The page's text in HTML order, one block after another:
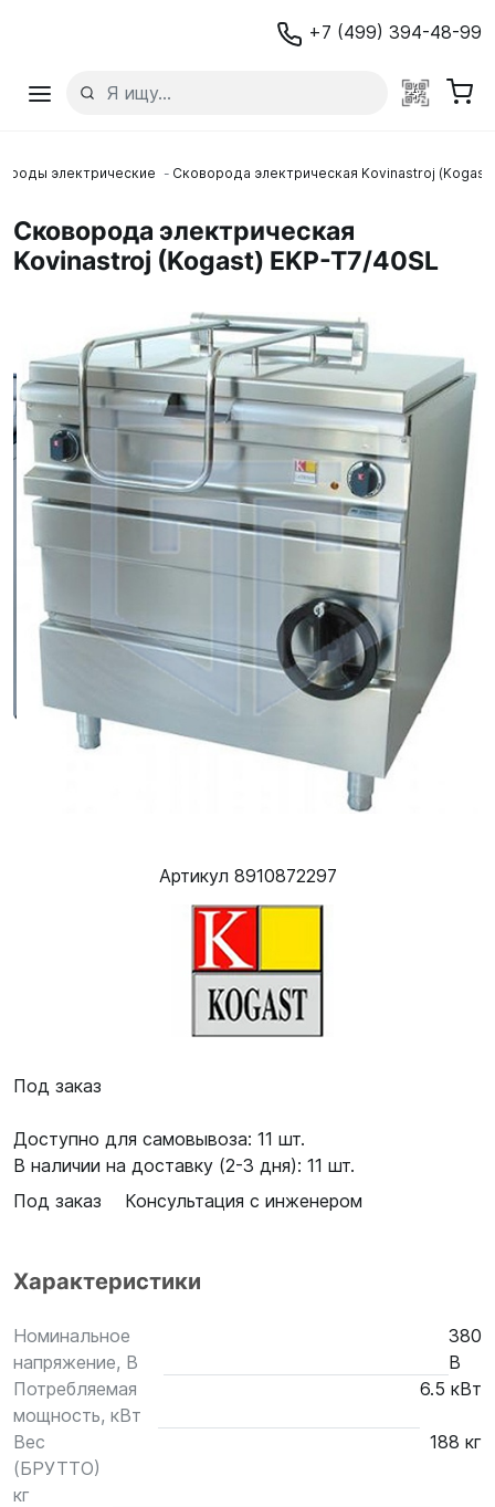
+7 (499) 394-48-99
электрические Сковорода электрическая Kovinastroj (Kogast)
Сковорода электрическая
Kovinastroj (Kogast) EKP-T7/40SL
Артикул 8910872297
Под заказ
Доступно для самовывоза: 11 шт.
В наличии на доставку (2-3 дня): 11 шт.
Под заказ
Консультация с инженером
Характеристики
Номинальное
напряжение, В
380
В
Потребляемая
мощность, кВт
6.5 кВт
Вес
(БРУТТО)
кг
188 кг